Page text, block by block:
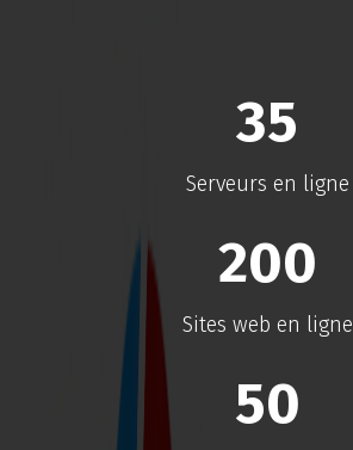
35
Serveurs en ligne
200
Sites web en ligne
50